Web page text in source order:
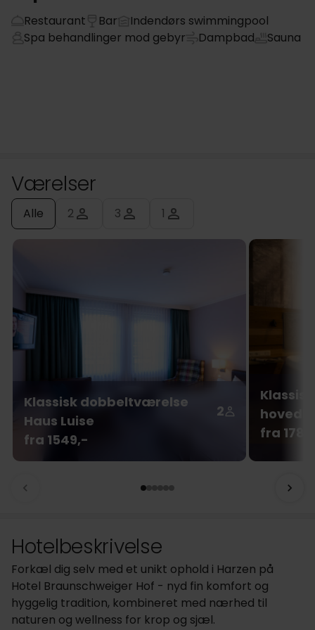
Restaurant Bar
Indendørs swimmingpool
Spa behandlinger mod gebyr
Dampbad Sauna
Værelser
Alle 2 3 1
Klassisk dobbeltværelse
Haus Luise
2
fra 1549,-
fra
Hotelbeskrivelse
Forkæl dig selv med et unikt ophold i Harzen på
Hotel Braunschweiger Hof - nyd fin komfort og
hyggelig tradition, kombineret med nærhed til
naturen og wellness for krop og sjæl.